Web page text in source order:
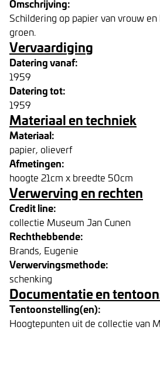
Omschrijving:
Schildering op papier van vrouw
groen.
Vervaardiging
Datering vanaf:
1959
Datering tot:
1959
Materiaal en techniek
Materiaal:
papier, olieverf
Afmetingen:
hoogte 21cm x breedte 50cm
Verwerving en rechten
Credit line:
collectie Museum Jan Cunen
Rechthebbende:
Brands, Eugenie
Verwervingsmethode:
schenking
Documentatie en
Tentoonstelling(en):
Hoogtepunten uit de collectie van